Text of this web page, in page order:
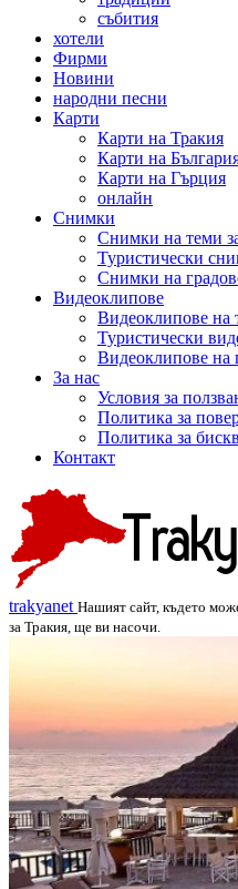
събития
хотели
Фирми
Новини
народни песни
Карти
Карти на Тракия
Карти на
Карти на Гърция
онлайн
Снимки
Снимки на теми
Туристически
Снимки на
Видеоклипове
Видеоклипове на
Туристически
Видеоклипове на
За нас
Условия за
Политика за
Политика за
Контакт
trakyanet Нашият сайт, където
за Тракия, ще ви насочи.